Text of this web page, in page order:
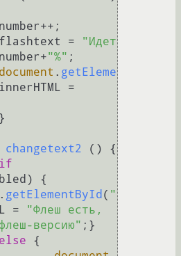
flashtext =
"Идет
"%" ;
document . getEleme
innerHTML =
changetext2 ( ) {
if
{
. getElementById ( "
=
"Флеш есть,
версию" ;}
else {